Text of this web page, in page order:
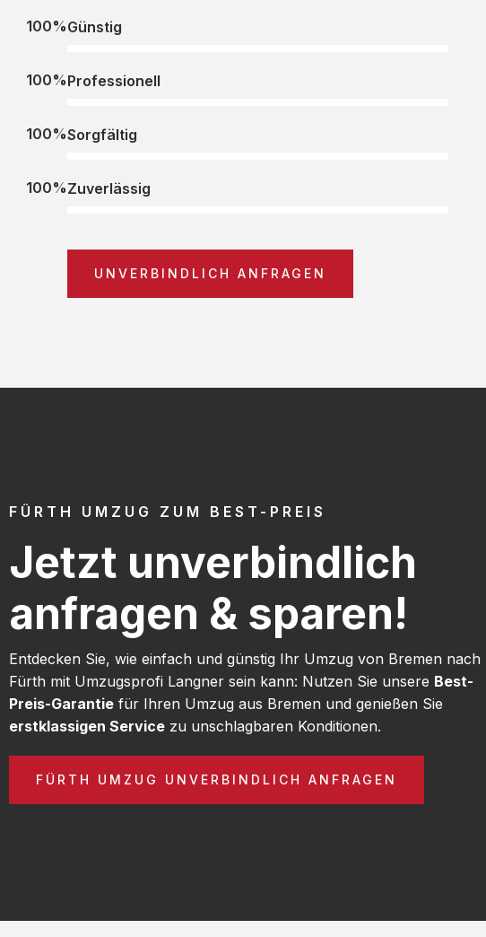
Günstig
100%
Professionell
100%
Sorgfältig
100%
Zuverlässig
100%
UNVERBINDLICH ANFRAGEN
FÜRTH UMZUG ZUM BEST-PREIS
Jetzt unverbindlich
anfragen & sparen!
Entdecken Sie, wie einfach und günstig Ihr Umzug von Bremen nach
Fürth mit Umzugsprofi Langner sein kann: Nutzen Sie unsere Best-
Preis-Garantie für Ihren Umzug aus Bremen und genießen Sie
erstklassigen Service zu unschlagbaren Konditionen.
FÜRTH UMZUG UNVERBINDLICH ANFRAGEN